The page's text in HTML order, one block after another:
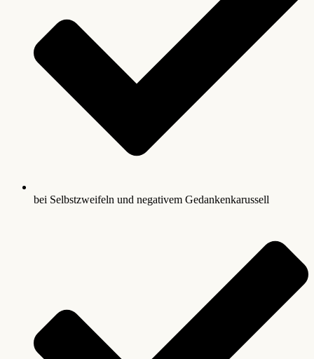
bei Selbstzweifeln und negativem Gedankenkarussell